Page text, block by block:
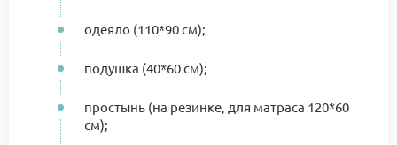
одеяло (110*90 см);
подушка (40*60 см);
простынь (на резинке, для матраса 120*60
см);